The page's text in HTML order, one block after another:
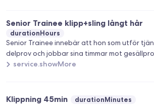
Senior Trainee klipp+sling långt hår
durationHours
Senior Trainee innebär att hon som utför
delprov och jobbar sina timmar mot
man färdig och fullt behörig frisör. 25%
service.showMore
Klippning 45min durationMinutes